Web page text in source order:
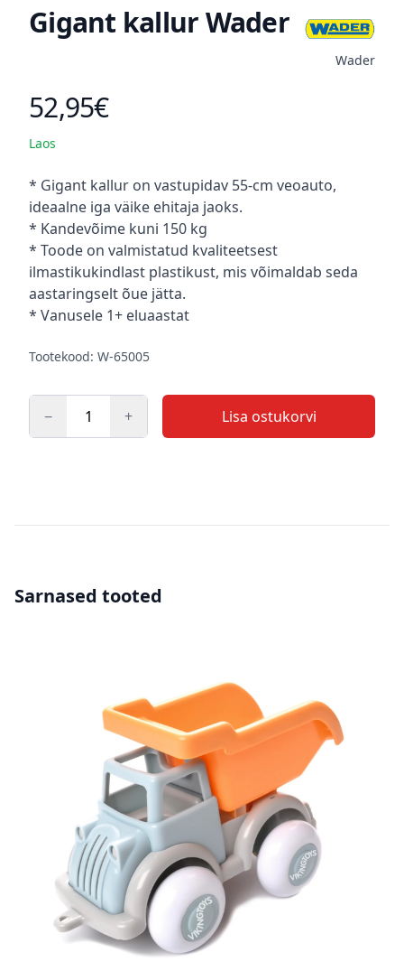
Gigant kallur Wader
Wader
Toote hind
52,95€
Laos
Kirjeldus
* Gigant kallur on vastupidav 55-cm veoauto,
ideaalne iga väike ehitaja jaoks.
* Kandevõime kuni 150 kg
* Toode on valmistatud kvaliteetsest
ilmastikukindlast plastikust, mis võimaldab seda
aastaringselt õue jätta.
* Vanusele 1+ eluaastat
Tootekood: W-65005
− + Lisa ostukorvi
Sarnased tooted